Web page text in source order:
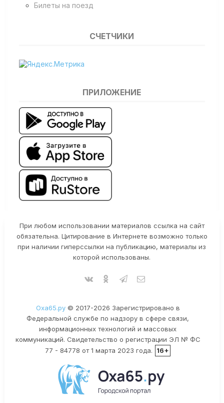
Билеты на поезд
СЧЕТЧИКИ
ПРИЛОЖЕНИЕ
При любом использовании материалов ссылка на сайт
обязательна. Цитирование в Интернете возможно только
при наличии гиперссылки на публикацию, материалы из
которой использованы.
Оха65.ру© 2017-2026 Зарегистрировано в
Федеральной службе по надзору в сфере связи,
информационных технологий и массовых
коммуникаций. Свидетельство о регистрации ЭЛ № ФС
77 - 84778 от 1 марта 2023 года.
16+